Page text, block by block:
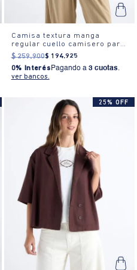
Camisa textura manga
regular cuello camisero para
mujer
$ 259.900$ 194.925
0% Interés Pagando a 3 cuotas.
ver bancos.
25% OFF